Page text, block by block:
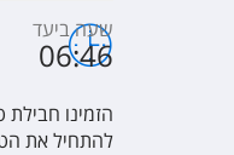
שעה ביעד
06:46
הזמינו
להתחיל את